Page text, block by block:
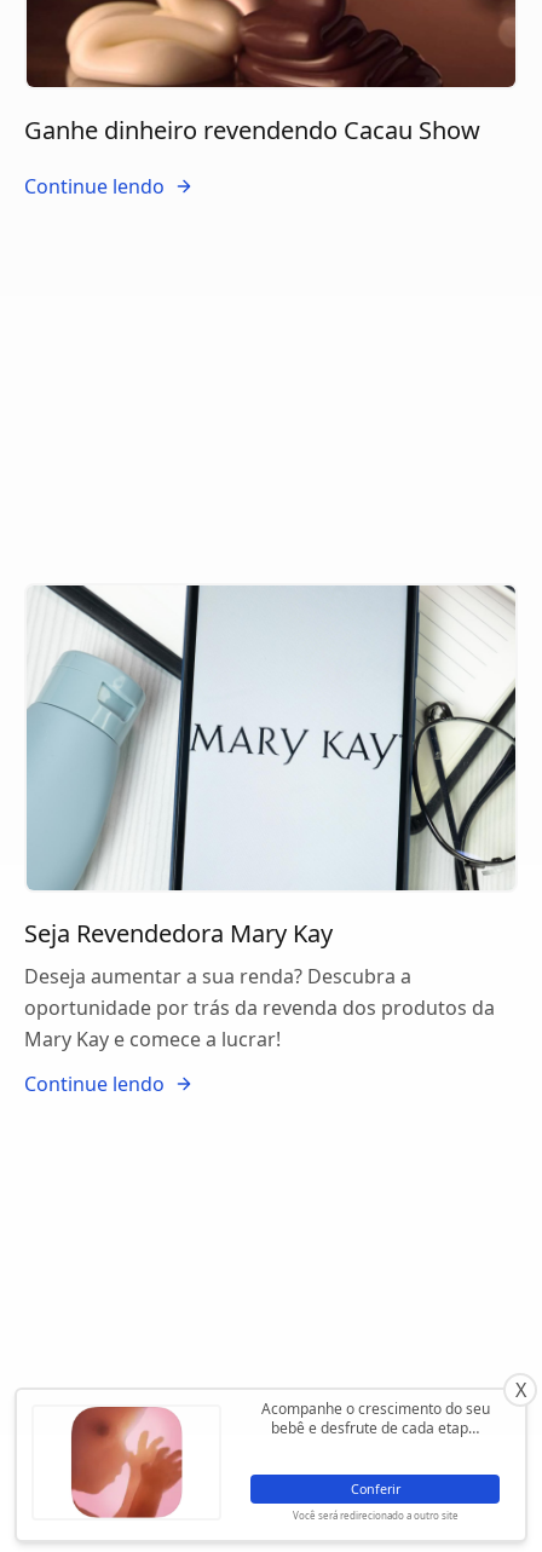
X
Acompanhe o crescimento do seu
bebê e desfrute de cada etap…
Conferir
Você será redirecionado a outro site
Ganhe dinheiro revendendo Cacau Show
Continue lendo
Seja Revendedora Mary Kay
Deseja aumentar a sua renda? Descubra a
oportunidade por trás da revenda dos produtos da
Mary Kay e comece a lucrar!
Continue lendo